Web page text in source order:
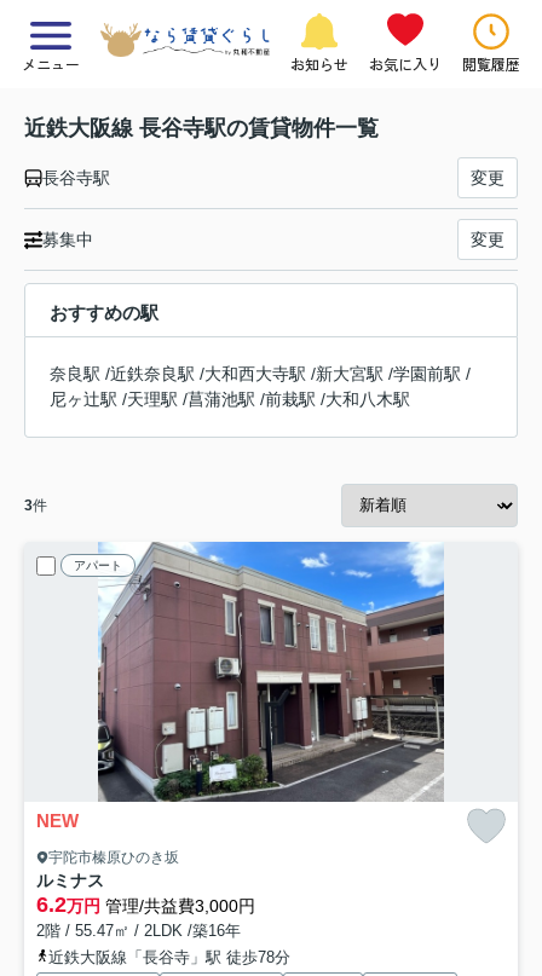
メニュー お知らせ お気に入り 閲覧履歴
近鉄大阪線 長谷寺駅の賃貸物件一覧
長谷寺駅 変更
募集中 変更
おすすめの駅
奈良駅 /近鉄奈良駅 /大和西大寺駅 /新大宮駅 /学園前駅 /
尼ヶ辻駅 /天理駅 /菖蒲池駅 /前栽駅 /大和八木駅
3件
アパート
NEW
宇陀市榛原ひのき坂
ルミナス
6.2万円 管理/共益費3,000円
2階 / 55.47㎡ / 2LDK /築16年
近鉄大阪線「長谷寺」駅 徒歩78分